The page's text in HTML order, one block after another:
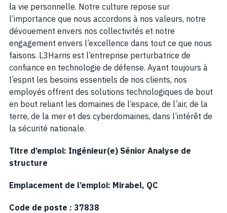
la vie personnelle. Notre culture repose sur
l’importance que nous accordons à nos valeurs, notre
dévouement envers nos collectivités et notre
engagement envers l’excellence dans tout ce que nous
faisons. L3Harris est l’entreprise perturbatrice de
confiance en technologie de défense. Ayant toujours à
l’esprit les besoins essentiels de nos clients, nos
employés offrent des solutions technologiques de bout
en bout reliant les domaines de l’espace, de l’air, de la
terre, de la mer et des cyberdomaines, dans l’intérêt de
la sécurité nationale.
Titre d’emploi: Ingénieur(e) Sénior Analyse de
structure
Emplacement de l’emploi: Mirabel, QC
Code de poste : 37838